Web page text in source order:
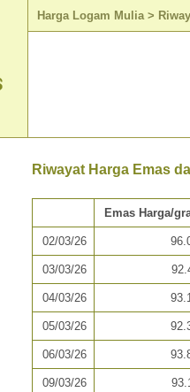
Harga Logam Mulia >
Riwayat Harga Emas
Emas Harga/
02/03/26
03/03/26
04/03/26
05/03/26
06/03/26
09/03/26